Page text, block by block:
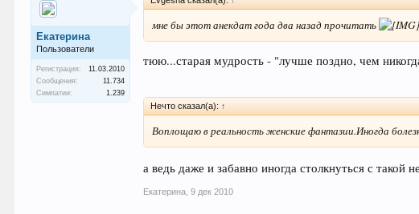
М: Ты как хочешь, но в четверг вечером я привык с
Ж: Конечно милый!
На что жена, улыбнувшись, отвечает:
Без проблем, у меня только одна привычка. Ты как
Екатерина
Пользователи
Регистрация:
11.03.2010
Сообщения:
11.734
Симпатии:
1.239
мне бы этот анекдат года два назад прочитать
тюю...старая мудрость - "лучше поздно, чем
Нечто сказал(а): ↑
Воплощаю в реальность женские фантазии.Иногда
а ведь даже и забавно иногда столкнуться с такой
Екатерина 9 дек 2010